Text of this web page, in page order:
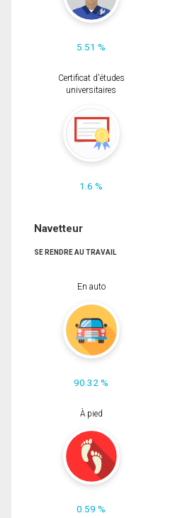
5.51 %
Certificat d'études
universitaires
1.6 %
Navetteur
SE RENDRE AU TRAVAIL
En auto
90.32 %
À pied
0.59 %